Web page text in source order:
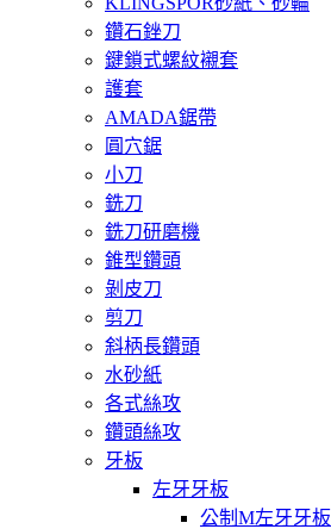
鑽石銼刀
鍵鎖式螺紋襯套
護套
AMADA鋸帶
圓穴鋸
小刀
銑刀
銑刀研磨機
錐型鑽頭
剝皮刀
剪刀
斜柄長鑽頭
水砂紙
各式絲攻
鑽頭絲攻
牙板
左牙牙板
公制M左牙牙板